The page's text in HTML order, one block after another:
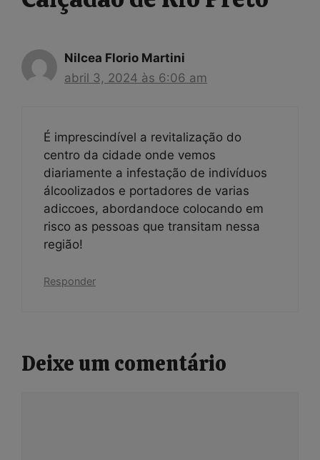
Nilcea Florio Martini
abril 3, 2024 às 6:06 am
É imprescindível a revitalização do
centro da cidade onde vemos
diariamente a infestação de indivíduos
álcoolizados e portadores de varias
adiccoes, abordandoce colocando em
risco as pessoas que transitam nessa
região!
Responder
Deixe um comentário